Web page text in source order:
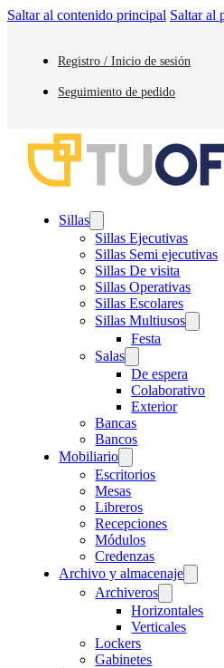
Saltar al contenido principal Saltar al
Registro / Inicio de sesión
Seguimiento de pedido
Sillas
Sillas Ejecutivas
Sillas Semi ejecutivas
Sillas De visita
Sillas Operativas
Sillas Escolares
Sillas Multiusos
Festa
Salas
De espera
Colaborativo
Exterior
Bancas
Bancos
Mobiliario
Escritorios
Mesas
Libreros
Recepciones
Módulos
Credenzas
Archivo y almacenaje
Archiveros
Horizontales
Verticales
Lockers
Gabinetes